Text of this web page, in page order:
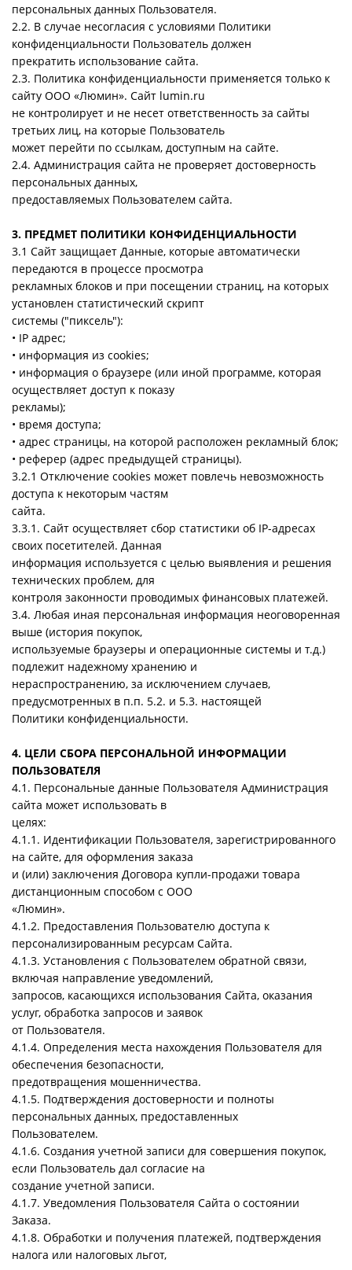
персональных данных Пользователя.
2.2. В случае несогласия с условиями Политики
конфиденциальности Пользователь должен
прекратить использование сайта.
2.3. Политика конфиденциальности применяется только к
сайту ООО «Люмин». Сайт lumin.ru
не контролирует и не несет ответственность за сайты
третьих лиц, на которые Пользователь
может перейти по ссылкам, доступным на сайте.
2.4. Администрация сайта не проверяет достоверность
персональных данных,
предоставляемых Пользователем сайта.
3. ПРЕДМЕТ ПОЛИТИКИ КОНФИДЕНЦИАЛЬНОСТИ
3.1 Сайт защищает Данные, которые автоматически
передаются в процессе просмотра
рекламных блоков и при посещении страниц, на которых
установлен статистический скрипт
системы ("пиксель"):
• IP адрес;
• информация из cookies;
• информация о браузере (или иной программе, которая
осуществляет доступ к показу
рекламы);
• время доступа;
• адрес страницы, на которой расположен рекламный блок;
• реферер (адрес предыдущей страницы).
3.2.1 Отключение cookies может повлечь невозможность
доступа к некоторым частям
сайта.
3.3.1. Сайт осуществляет сбор статистики об IP-адресах
своих посетителей. Данная
информация используется с целью выявления и решения
технических проблем, для
контроля законности проводимых финансовых платежей.
3.4. Любая иная персональная информация неоговоренная
выше (история покупок,
используемые браузеры и операционные системы и т.д.)
подлежит надежному хранению и
нераспространению, за исключением случаев,
предусмотренных в п.п. 5.2. и 5.3. настоящей
Политики конфиденциальности.
4. ЦЕЛИ СБОРА ПЕРСОНАЛЬНОЙ ИНФОРМАЦИИ
ПОЛЬЗОВАТЕЛЯ
4.1. Персональные данные Пользователя Администрация
сайта может использовать в
целях:
4.1.1. Идентификации Пользователя, зарегистрированного
на сайте, для оформления заказа
и (или) заключения Договора купли-продажи товара
дистанционным способом с ООО
«Люмин».
4.1.2. Предоставления Пользователю доступа к
персонализированным ресурсам Сайта.
4.1.3. Установления с Пользователем обратной связи,
включая направление уведомлений,
запросов, касающихся использования Сайта, оказания
услуг, обработка запросов и заявок
от Пользователя.
4.1.4. Определения места нахождения Пользователя для
обеспечения безопасности,
предотвращения мошенничества.
4.1.5. Подтверждения достоверности и полноты
персональных данных, предоставленных
Пользователем.
4.1.6. Создания учетной записи для совершения покупок,
если Пользователь дал согласие на
создание учетной записи.
4.1.7. Уведомления Пользователя Сайта о состоянии
Заказа.
4.1.8. Обработки и получения платежей, подтверждения
налога или налоговых льгот,